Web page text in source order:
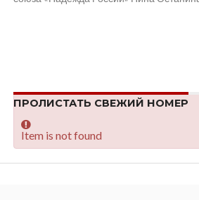
ПРОЛИСТАТЬ СВЕЖИЙ НОМЕР
Item is not found